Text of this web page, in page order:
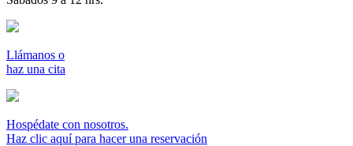
Llámanos o
haz una cita
Hospédate con nosotros.
Haz clic aquí para hacer una reservación